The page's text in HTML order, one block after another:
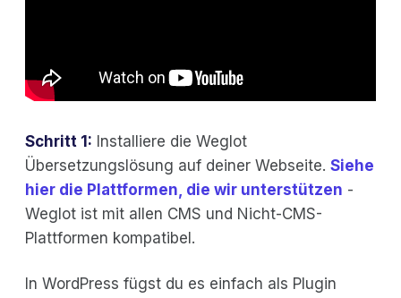
Schritt 1: Installiere die Weglot
Übersetzungslösung auf deiner Webseite. Siehe
hier die Plattformen, die wir unterstützen -
Weglot ist mit allen CMS und Nicht-CMS-
Plattformen kompatibel.
In WordPress fügst du es einfach als Plugin